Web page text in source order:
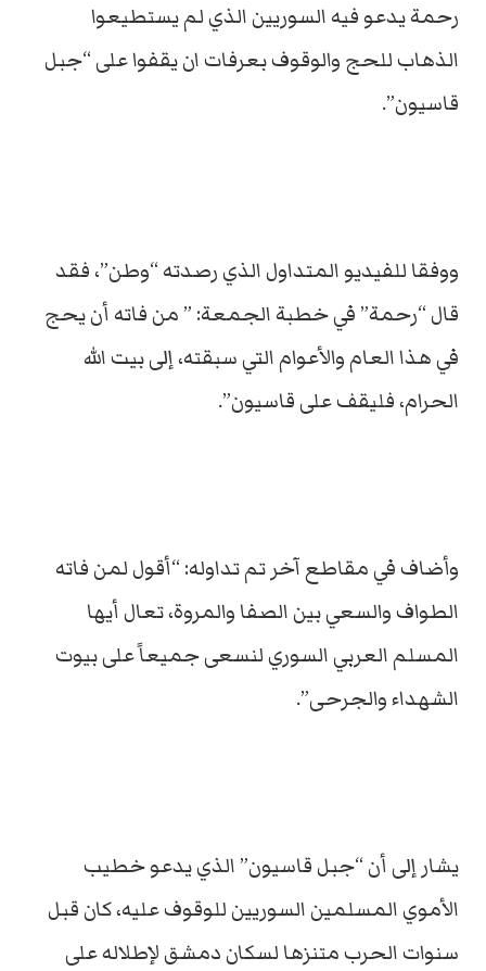
رحمة يدعو فيه السوريين الذي لم يستطيعوا
الذهاب للحج والوقوف بعرفات ان يقفوا على “جبل
قاسيون”.
ووفقا للفيديو المتداول الذي رصدته “وطن”، فقد
قال “رحمة” في خطبة الجمعة: ” من فاته أن يحج
في هذا العام والأعوام التي سبقته، إلى بيت الله
الحرام، فليقف على قاسيون”.
وأضاف في مقاطع آخر تم تداوله: “أقول لمن فاته
الطواف والسعي بين الصفا والمروة، تعال أيها
المسلم العربي السوري لنسعى جميعاً على بيوت
الشهداء والجرحى”.
يشار إلى أن “جبل قاسيون” الذي يدعو خطيب
الأموي المسلمين السوريين للوقوف عليه، كان قبل
سنوات الحرب متنزها لسكان دمشق لإطلاله على